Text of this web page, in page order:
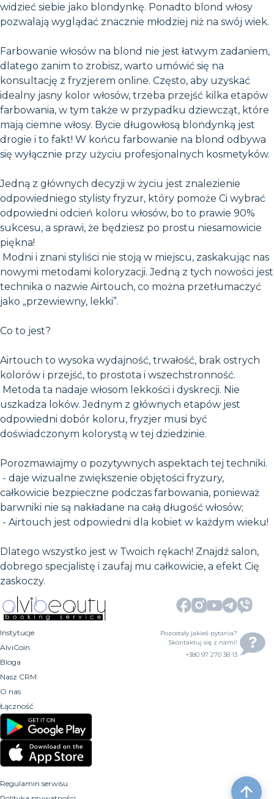
widzieć siebie jako blondynkę. Ponadto blond włosy
pozwalają wyglądać znacznie młodziej niż na swój wiek.
Farbowanie włosów na blond nie jest łatwym zadaniem,
dlatego zanim to zrobisz, warto umówić się na
konsultację z fryzjerem online. Często, aby uzyskać
idealny jasny kolor włosów, trzeba przejść kilka etapów
farbowania, w tym także w przypadku dziewcząt, które
mają ciemne włosy. Bycie długowłosą blondynką jest
drogie i to fakt! W końcu farbowanie na blond odbywa
się wyłącznie przy użyciu profesjonalnych kosmetyków.
Jedną z głównych decyzji w życiu jest znalezienie
odpowiedniego stylisty fryzur, który pomoże Ci wybrać
odpowiedni odcień koloru włosów, bo to prawie 90%
sukcesu, a sprawi, że będziesz po prostu niesamowicie
piękna!
Modni i znani styliści nie stoją w miejscu, zaskakując nas
nowymi metodami koloryzacji. Jedną z tych nowości jest
technika o nazwie Airtouch, co można przetłumaczyć
jako „przewiewny, lekki”.
Co to jest?
Airtouch to wysoka wydajność, trwałość, brak ostrych
kolorów i przejść, to prostota i wszechstronność.
Metoda ta nadaje włosom lekkości i dyskrecji. Nie
uszkadza loków. Jednym z głównych etapów jest
odpowiedni dobór koloru, fryzjer musi być
doświadczonym kolorystą w tej dziedzinie.
Porozmawiajmy o pozytywnych aspektach tej techniki.
- daje wizualne zwiększenie objętości fryzury,
całkowicie bezpieczne podczas farbowania, ponieważ
barwniki nie są nakładane na całą długość włosów;
- Airtouch jest odpowiedni dla kobiet w każdym wieku!
Dlatego wszystko jest w Twoich rękach! Znajdź salon,
dobrego specjalistę i zaufaj mu całkowicie, a efekt Cię
zaskoczy.
Instytucje
AlviCoin
Bloga
Nasz CRM
O nas
Łączność
Pozostały jakieś pytania?
Skontaktuj się z nami!
+380 97 270 38 13
Regulamin serwisu